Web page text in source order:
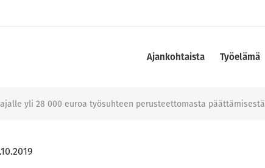
Ajankohtaista Työelämä
yli 28 000 euroa työsuhteen perusteettomasta päättämisestä